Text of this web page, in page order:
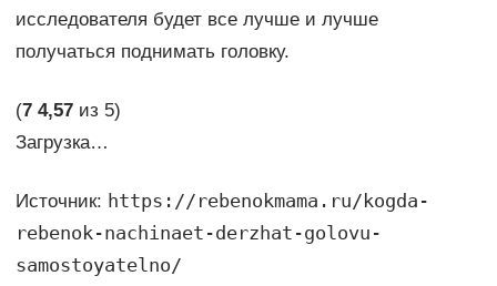
исследователя будет все лучше и лучше
получаться поднимать головку.
(7 4,57из 5)
Загрузка…
Источник: https://rebenokmama.ru/kogda-
rebenok-nachinaet-derzhat-golovu-
samostoyatelno/